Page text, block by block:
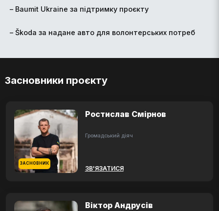
– Baumit Ukraine за підтримку проєкту
– Škoda за надане авто для волонтерських потреб
Засновники проєкту
ЗАСНОВНИК
Ростислав Смірнов
Громадський діяч
ЗВ'ЯЗАТИСЯ
Віктор Андрусів